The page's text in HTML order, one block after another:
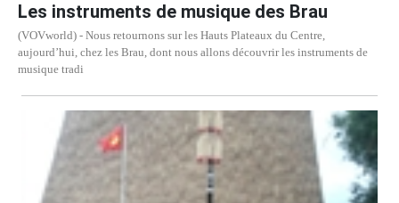
Les instruments de musique des Brau
(VOVworld) - Nous retournons sur les Hauts Plateaux du Centre,
aujourd’hui, chez les Brau, dont nous allons découvrir les instruments de
musique tradi